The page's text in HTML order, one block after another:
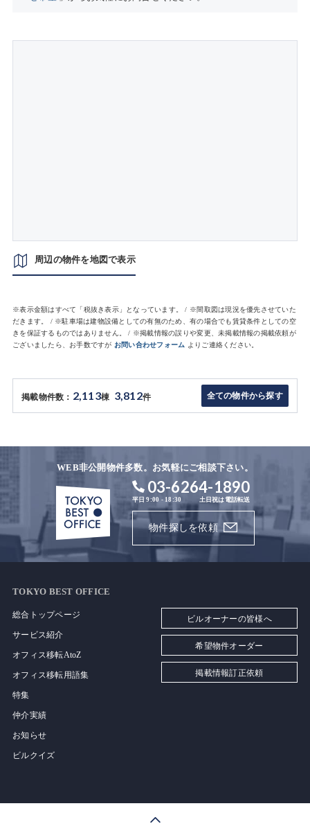
周辺の物件を地図で表示
※表示金額はすべて「税抜き表示」となっています。 / ※間取図は現況を優先させていた
だきます。 / ※駐車場は建物設備としての有無のため、有の場合でも賃貸条件としての空
きを保証するものではありません。 / ※掲載情報の誤りや変更、未掲載情報の掲載依頼が
ございましたら、お手数ですが お問い合わせフォーム よりご連絡ください。
掲載物件数： 2,113棟 3,812件 全ての物件から探す
WEB非公開物件多数。お気軽にご相談下さい。
03-6264-1890
平日 9:00 - 18:30 土日祝は電話転送
物件探しを依頼
TOKYO BEST OFFICE
総合トップページ
サービス紹介
オフィス移転AtoZ
オフィス移転用語集
特集
仲介実績
お知らせ
ビルクイズ
ビルオーナーの皆様へ
希望物件オーダー
掲載情報訂正依頼